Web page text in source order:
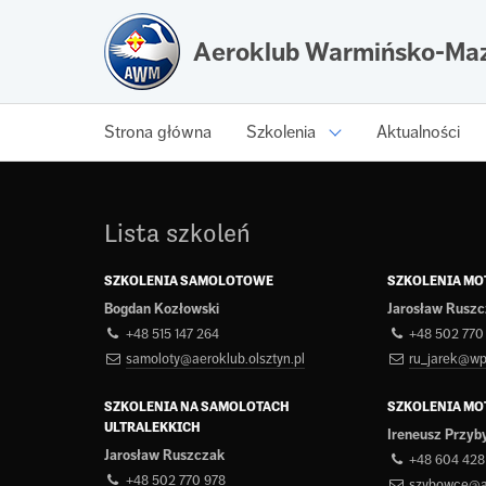
Aeroklub Warmińsko-
Strona główna Szkolenia Aktualności
Lista szkoleń
SZKOLENIA SAMOLOTOWE
Bogdan Kozłowski
+48 515 147 264
samoloty@aeroklub.olsztyn.pl
SZKOLENIA
Jarosław
+48 502
SZKOLENIA NA SAMOLOTACH
ULTRALEKKICH
Jarosław Ruszczak
+48 502 770 978
SZKOLENIA
Ireneusz
+48 604